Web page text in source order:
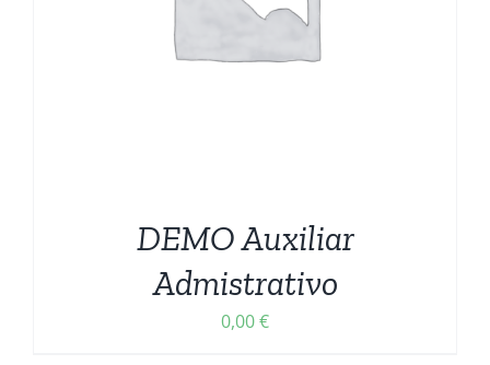
DEMO Auxiliar
Admistrativo
0,00€